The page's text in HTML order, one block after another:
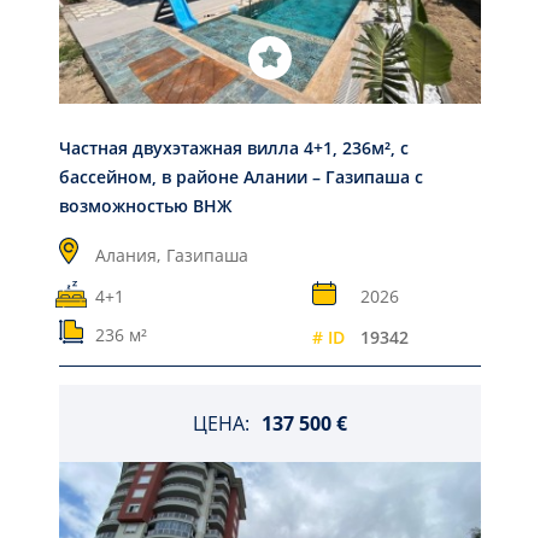
Частная двухэтажная вилла 4+1, 236м², с
бассейном, в районе Алании – Газипаша с
возможностью ВНЖ
Алания, Газипаша
4+1
2026
236 м²
# ID 19342
ЦЕНА: 137 500 €